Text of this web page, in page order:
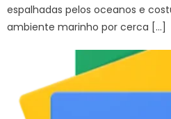
espalhadas pelos oceanos e
ambiente marinho por cerca […]